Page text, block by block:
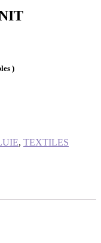
)
, TEXTILES